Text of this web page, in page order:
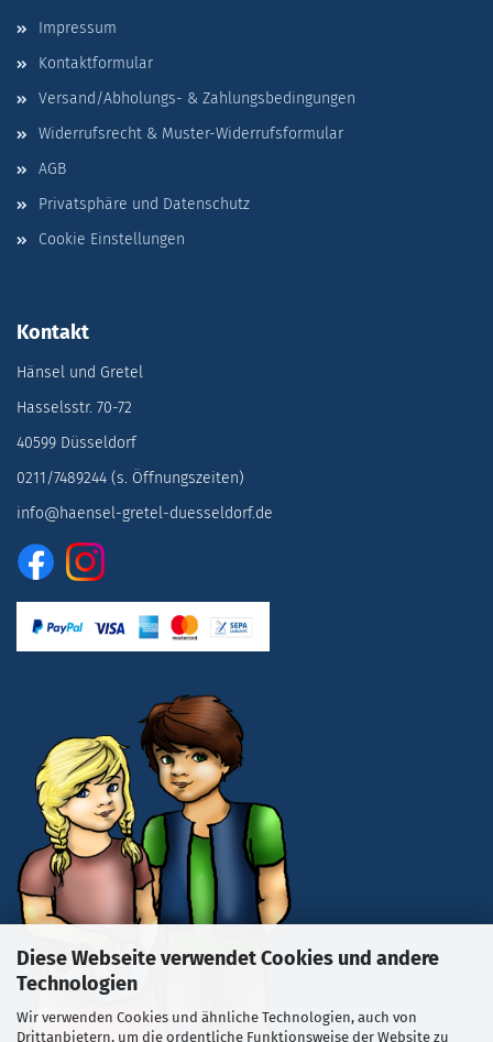
Diese Webseite verwendet Cookies und andere
Technologien
Wir verwenden Cookies und ähnliche Technologien, auch von
Drittanbietern, um die ordentliche Funktionsweise der Website zu
Impressum
Kontaktformular
Versand/Abholungs- & Zahlungsbedingungen
Widerrufsrecht & Muster-Widerrufsformular
AGB
Privatsphäre und Datenschutz
Cookie Einstellungen
Kontakt
Hänsel und Gretel
Hasselsstr. 70-72
40599 Düsseldorf
0211/7489244 (s. Öffnungszeiten)
info@haensel-gretel-duesseldorf.de